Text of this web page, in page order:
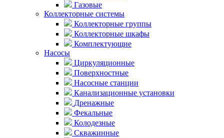
Газовые
Коллекторные системы
Коллекторные группы
Коллекторные шкафы
Комплектующие
Насосы
Циркуляционные
Поверхностные
Насосные станции
Канализационные установки
Дренажные
Фекальные
Колодезные
Скважинные